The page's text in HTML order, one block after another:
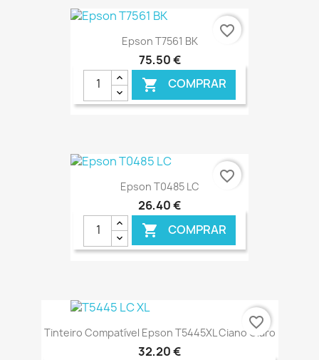
€ ONLINE
Epson T7561 BK
75,50 €
 COMPRAR
€ ONLINE
favorite_border
Epson T0485 LC
26,40 €
 COMPRAR
favorite_border
Tinteiro Compatível Epson T5445XL Ciano Claro
32,20 €
favorite_border